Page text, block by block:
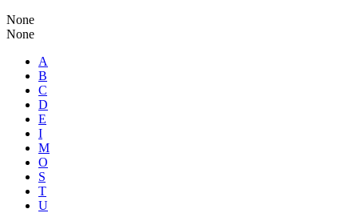
None
None
A
B
C
D
E
I
M
O
S
T
U